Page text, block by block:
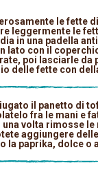
le fette
leggermente le
in una padella
lato con il
poi lasciarle da
delle fette con
il panetto di
fra le mani e
volta rimosse le
aggiungere
la paprika, dolce o